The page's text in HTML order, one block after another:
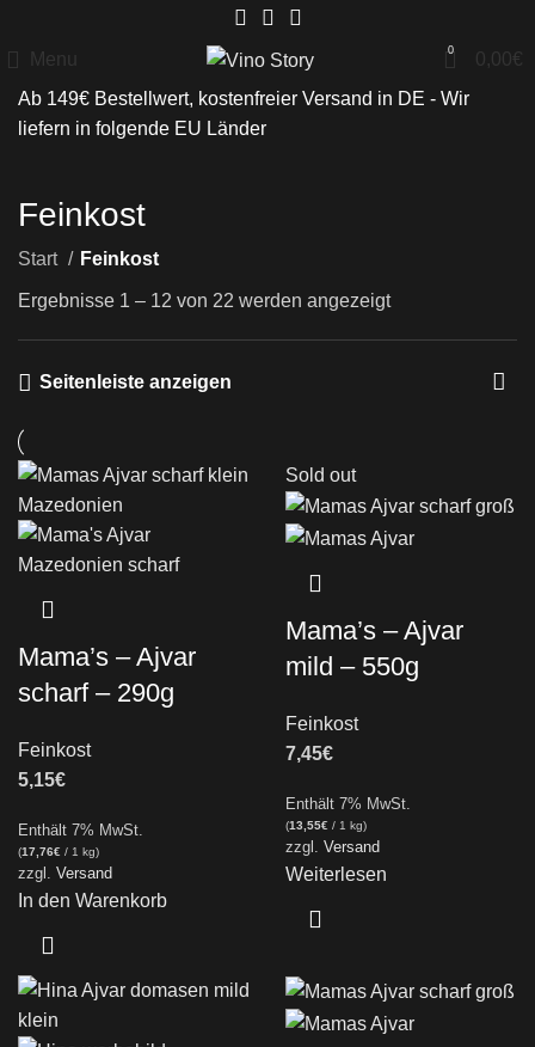
Menu 0 0,00€
Ab 149€ Bestellwert, kostenfreier Versand in DE - Wir
liefern in folgende EU Länder
Feinkost
Start Feinkost
Ergebnisse 1 – 12 von 22 werden angezeigt
Seitenleiste anzeigen
Mama’s – Ajvar
scharf – 290g
Feinkost
5,15€
Enthält 7% MwSt.
(17,76€ / 1 kg)
zzgl. Versand
In den Warenkorb
Sold out
Mama’s – Ajvar
mild – 550g
Feinkost
7,45€
Enthält 7% MwSt.
(13,55€ / 1 kg)
zzgl. Versand
Weiterlesen